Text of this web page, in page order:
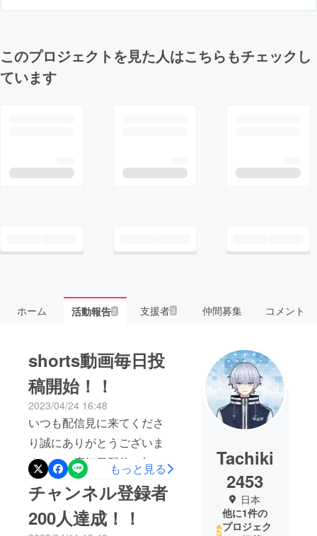
このプロジェクトを見た人はこちらもチェックし
ています
ホーム 活動報告2 支援者3 仲間募集 コメント
shorts動画毎日投
稿開始！！
2023/04/24 16:48
いつも配信見に来てくださ
り誠にありがとうございま
す！この度毎日配信に加え
てshorts動画の毎日投稿も始
めました！！基本的には配
信内の一部を切り抜いたも
もっと見る
チャンネル登録者
200人達成！！
Tachiki
2453
日本
他に1件の
プロジェク